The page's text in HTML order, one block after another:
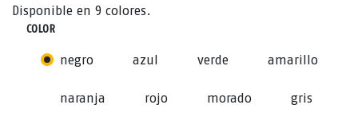
Disponible en 9 colores.
COLOR
negro azul verde amarillo
naranja rojo morado gris